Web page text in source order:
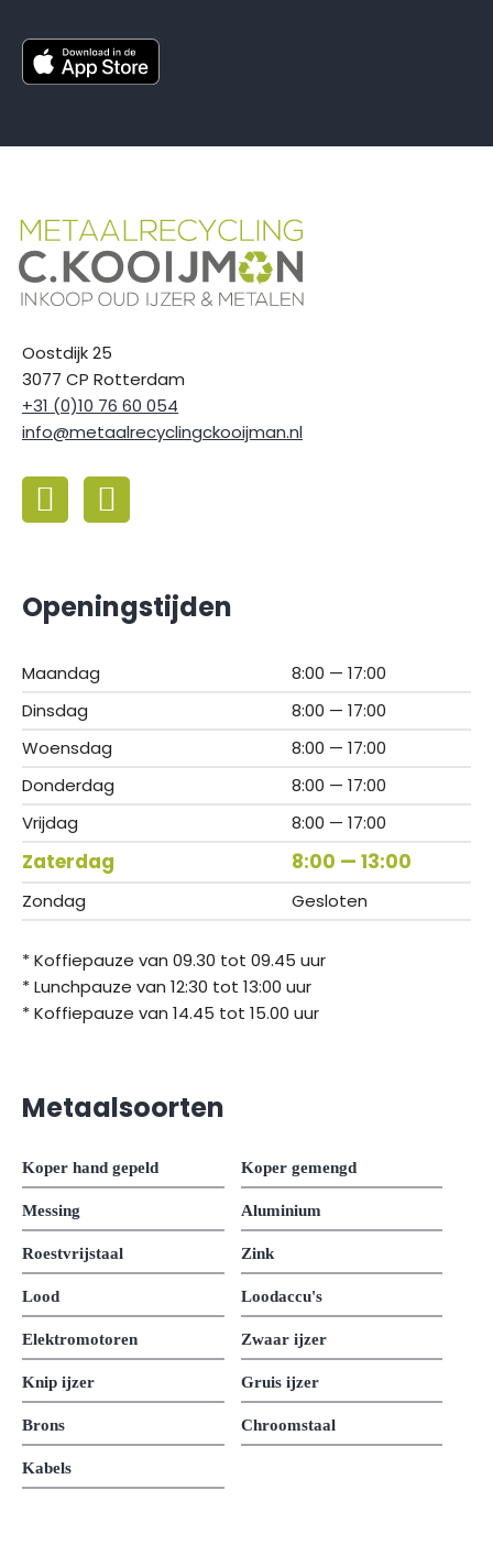
Oostdijk 25
3077 CP Rotterdam
+31 (0)10 76 60 054
info@metaalrecyclingckooijman.nl
Openingstijden
Maandag
8:00 — 17:00
Dinsdag
8:00 — 17:00
Woensdag
8:00 — 17:00
Donderdag
8:00 — 17:00
Vrijdag
8:00 — 17:00
Zaterdag 8:00 — 13:00
Zondag Gesloten
* Koffiepauze van 09.30 tot 09.45 uur
* Lunchpauze van 12:30 tot 13:00 uur
* Koffiepauze van 14.45 tot 15.00 uur
Metaalsoorten
Koper hand gepeld Koper gemengd
Messing Aluminium
Roestvrijstaal Zink
Lood Loodaccu's
Elektromotoren Zwaar ijzer
Knip ijzer Gruis ijzer
Brons Chroomstaal
Kabels